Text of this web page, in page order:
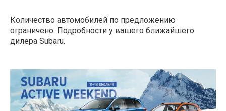
Количество автомобилей по предложению
ограничено. Подробности у вашего ближайшего
дилера Subaru.